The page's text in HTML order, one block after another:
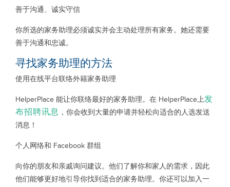
善于沟通、诚实守信
你所选的家务助理必须诚实并会主动处理所有家务。她还需要
善于沟通和忠诚。
寻找家务助理的方法
使用在线平台联络外籍家务助理
HelperPlace 能让你联络最好的家务助理。在 HelperPlace上发
布招聘讯息 ，你会收到大量的申请并轻松向适合的人选发送
消息！
个人网络和 Facebook 群组
向你的朋友和亲戚询问建议。他们了解你和家人的需求，因此
他们能够更好地引导你找到适合的家务助理。你还可以加入一